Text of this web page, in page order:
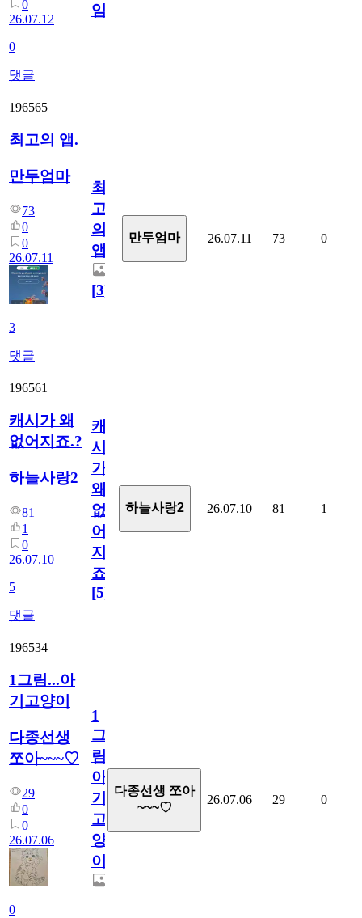
0
26.07.12
0
댓글
임?
196565
최고의 앱.
만두엄마
73
0
0
26.07.11
3
댓글
최
고
의
앱.
[3]
만두엄마 26.07.11 73 0
196561
캐시가 왜
없어지죠.?
하늘사랑2
81
1
0
26.07.10
5
댓글
캐
시
가
왜
없
어
지
죠.?
[5]
하늘사랑2 26.07.10 81 1
196534
1그림...아
기고양이
다종선생
쪼아~~~♡
29
0
0
26.07.06
0
1
그
림...
아
기
고
양
이
다종선생 쪼아
~~~♡
26.07.06 29 0